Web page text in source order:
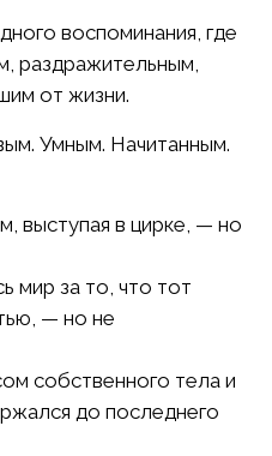
воспоминания, где
раздражительным,
от жизни.
Умным. Начитанным.
выступая в цирке, — но
мир за то, что тот
— но не
собственного тела и
до последнего